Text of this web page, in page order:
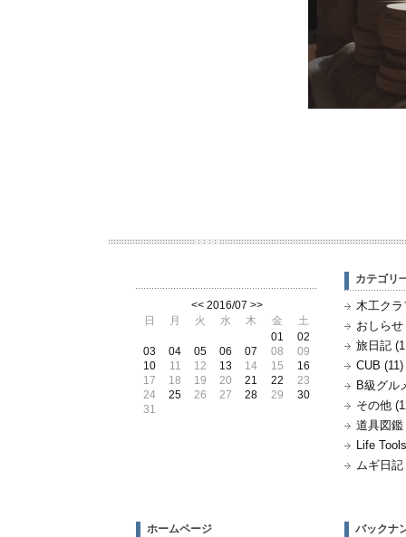
<< 2016/07 >>
日
月 火 水 木 金
土
01
02
03
04 05 06 07 08
09
10
11 12 13 14 15
16
17
18 19 20 21 22
23
24
25 26 27 28 29
30
31
カテゴリ
木工クラ
おしらせ
旅日記
CUB (11)
B級グル
その他
道具図鑑
Life
ムギ日記
ホームページ バックナ